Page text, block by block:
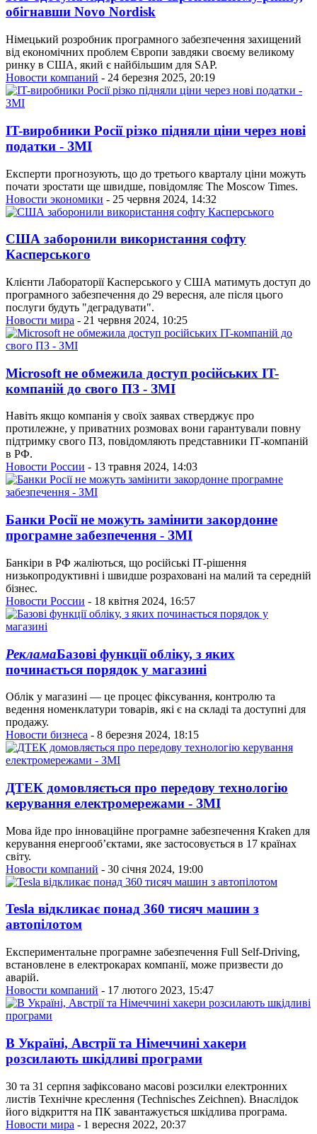
обігнавши Novo Nordisk
Німецький розробник програмного забезпечення захищений
від економічних проблем Європи завдяки своєму великому
ринку в США, який є найбільшим для SAP.
Новости компаний - 24 березня 2025, 20:19
IT-виробники Росії різко підняли ціни через нові
податки - ЗМІ
Експерти прогнозують, що до третього кварталу ціни можуть
почати зростати ще швидше, повідомляє The Moscow Times.
Новости экономики - 25 червня 2024, 14:32
США заборонили використання софту
Касперського
Клієнти Лабораторії Касперського у США матимуть доступ до
програмного забезпечення до 29 вересня, але після цього
послуги будуть "деградувати".
Новости мира - 21 червня 2024, 10:25
Microsoft не обмежила доступ російських IT-
компаній до свого ПЗ - ЗМІ
Навіть якщо компанія у своїх заявах стверджує про
протилежне, у приватних розмовах вони гарантували повну
підтримку свого ПЗ, повідомляють представники ІТ-компаній
в РФ.
Новости России - 13 травня 2024, 14:03
Банки Росії не можуть замінити закордонне
програмне забезпечення - ЗМІ
Банкіри в РФ жаліються, що російські ІТ-рішення
низькопродуктивні і швидше розраховані на малий та середній
бізнес.
Новости России - 18 квітня 2024, 16:57
РекламаБазові функції обліку, з яких
починається порядок у магазині
Облік у магазині — це процес фіксування, контролю та
ведення номенклатури товарів, які є на складі та доступні для
продажу.
Новости бизнеса - 8 березня 2024, 18:15
ДТЕК домовляється про передову технологію
керування електромережами - ЗМІ
Мова йде про інноваційне програмне забезпечення Kraken для
керування енергооб’єктами, яке застосовується в 17 країнах
світу.
Новости компаний - 30 січня 2024, 19:00
Tesla відкликає понад 360 тисяч машин з
автопілотом
Експериментальне програмне забезпечення Full Self-Driving,
встановлене в електрокарах компанії, може призвести до
аварій.
Новости компаний - 17 лютого 2023, 15:47
В Україні, Австрії та Німеччині хакери
розсилають шкідливі програми
30 та 31 серпня зафіксовано масові розсилки електронних
листів Технічне креслення (Technisches Zeichnen). Внаслідок
його відкриття на ПК завантажується шкідлива програма.
Новости мира - 1 вересня 2022, 20:37